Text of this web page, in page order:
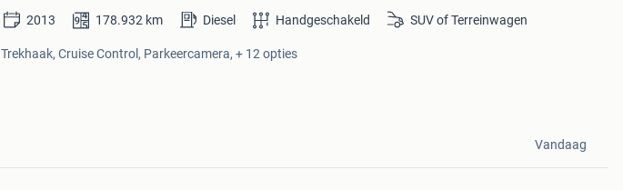
2013 178.932 km Diesel Handgeschakeld SUV of Terreinwagen
Trekhaak, Cruise Control, Parkeercamera, + 12 opties
Vandaag